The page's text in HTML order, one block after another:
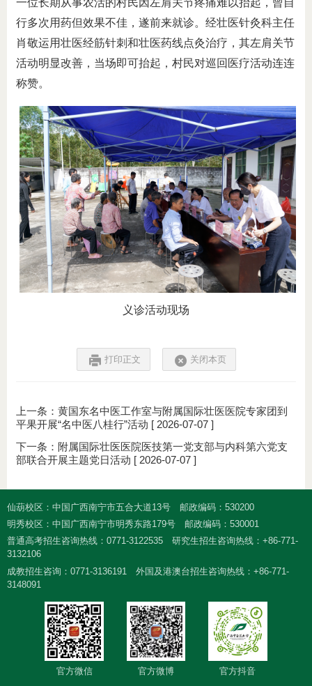
一位长期从事农活的村民因左肩关节疼痛难以抬起，曾自
行多次用药但效果不佳，遂前来就诊。经壮医针灸科主任
肖敬运用壮医经筋针刺和壮医药线点灸治疗，其左肩关节
活动明显改善，当场即可抬起，村民对巡回医疗活动连连
称赞。
义诊活动现场
打印正文 关闭本页
上一条： 黄国东名中医工作室与附属国际壮医医院专家团到
平果开展“名中医八桂行”活动 [ 2026-07-07 ]
下一条： 附属国际壮医医院医技第一党支部与内科第六党支
部联合开展主题党日活动 [ 2026-07-07 ]
仙葫校区：中国广西南宁市五合大道13号
邮政编码：530200
明秀校区：中国广西南宁市明秀东路179号
邮政编码：530001
普通高考招生咨询热线：0771-3122535
研究生招生咨询热线：+86-771-
3132106
成教招生咨询：0771-3136191
外国及港澳台招生咨询热线：+86-771-
3148091
官方微信 官方微博 官方抖音